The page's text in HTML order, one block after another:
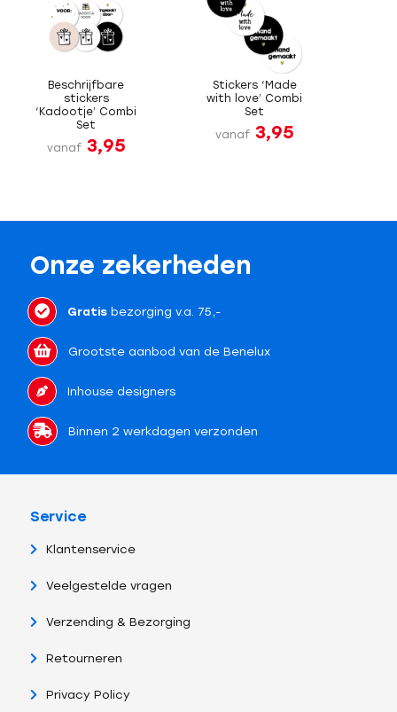
Beschrijfbare
stickers
‘Kadootje’ Combi
Set
vanaf 3,95
Stickers ‘Made
with love’ Combi
Set
vanaf 3,95
Onze zekerheden
Gratisbezorging v.a. 75,-
Grootste aanbod van de Benelux
Inhouse designers
Binnen 2 werkdagen verzonden
Service
Klantenservice
Veelgestelde vragen
Verzending & Bezorging
Retourneren
Privacy Policy